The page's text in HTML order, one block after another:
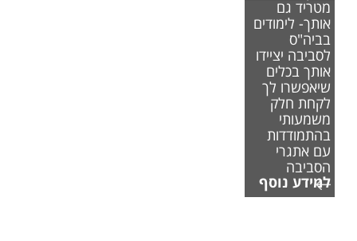
מטריד גם
אותך- לימודים
בביה"ס
לסביבה יציידו
אותך בכלים
שיאפשרו לך
לקחת חלק
משמעותי
בהתמודדות
עם אתגרי
הסביבה
למידע נוסף